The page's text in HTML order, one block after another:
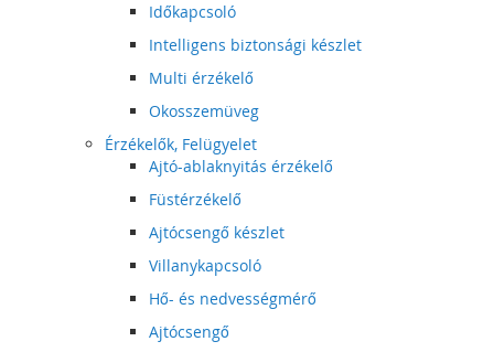
Időkapcsoló
Intelligens biztonsági készlet
Multi érzékelő
Okosszemüveg
Érzékelők, Felügyelet
Ajtó-ablaknyitás érzékelő
Füstérzékelő
Ajtócsengő készlet
Villanykapcsoló
Hő- és nedvességmérő
Ajtócsengő